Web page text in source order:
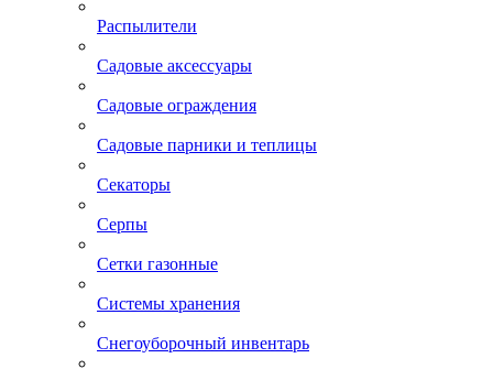
Распылители
Садовые аксессуары
Садовые ограждения
Садовые парники и теплицы
Секаторы
Серпы
Сетки газонные
Системы хранения
Снегоуборочный инвентарь